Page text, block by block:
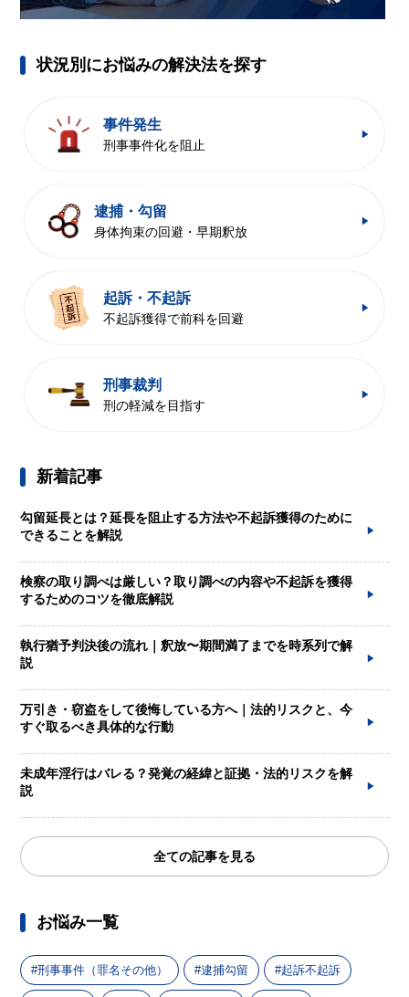
状況別にお悩みの解決法を探す
事件発生
刑事事件化を阻止
逮捕・勾留
身体拘束の回避・早期釈放
起訴・不起訴
不起訴獲得で前科を回避
刑事裁判
刑の軽減を目指す
新着記事
勾留延長とは？延長を阻止する方法や不起訴獲得のために
できることを解説
検察の取り調べは厳しい？取り調べの内容や不起訴を獲得
するためのコツを徹底解説
執行猶予判決後の流れ｜釈放〜期間満了までを時系列で解
説
万引き・窃盗をして後悔している方へ｜法的リスクと、今
すぐ取るべき具体的な行動
未成年淫行はバレる？発覚の経緯と証拠・法的リスクを解
説
全ての記事を見る
お悩み一覧
刑事事件（罪名その他） 逮捕勾留 起訴不起訴